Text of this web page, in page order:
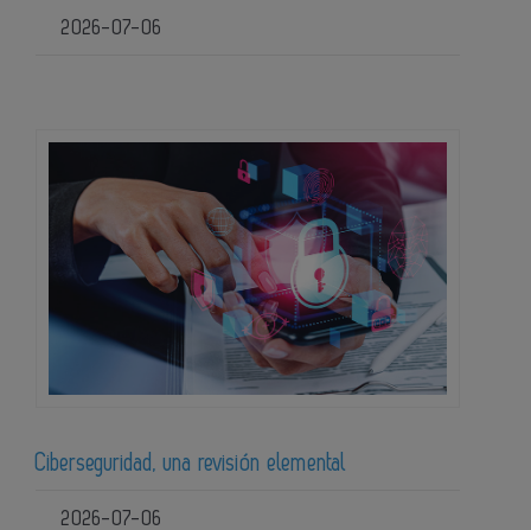
2026-07-06
Ciberseguridad, una revisión elemental
2026-07-06